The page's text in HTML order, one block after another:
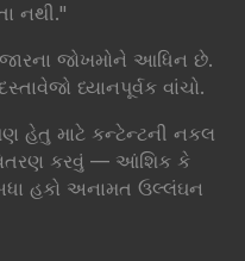
નથી."
જોખમોને આધિન છે.
ધ્યાનપૂર્વક વાંચો.
હેતુ માટે કન્ટેન્ટની નકલ
કરવું — આંશિક કે